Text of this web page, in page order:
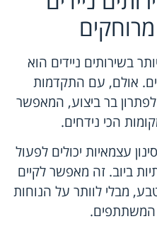
בשירותים ניידים הוא
אולם, עם התקדמות
בר ביצוע, המאפשר
הכי נידחים.
עצמאיות יכולים לפעול
ביוב. זה מאפשר לקיים
מבלי לוותר על הנוחות
המשתתפים.